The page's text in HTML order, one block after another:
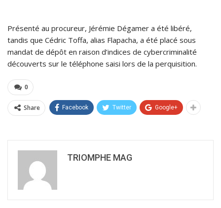
Présenté au procureur, Jérémie Dégamer a été libéré,
tandis que Cédric Toffa, alias Flapacha, a été placé sous
mandat de dépôt en raison d’indices de cybercriminalité
découverts sur le téléphone saisi lors de la perquisition.
0
Share Facebook Twitter Google+
TRIOMPHE MAG